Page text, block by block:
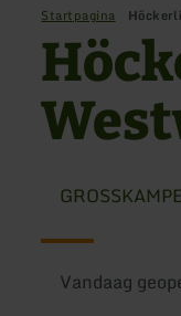
Startpagina
Vandaag